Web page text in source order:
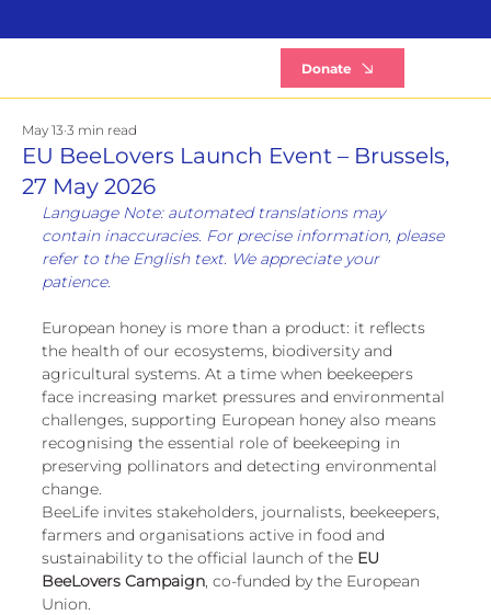
Donate
EU BeeLovers Launch Event – Brussels,
27 May 2026
May 13 3 min read
Language Note: automated translations may
contain inaccuracies. For precise information, please
refer to the English text. We appreciate your
patience.
European honey is more than a product: it reflects
the health of our ecosystems, biodiversity and
agricultural systems. At a time when beekeepers
face increasing market pressures and environmental
challenges, supporting European honey also means
recognising the essential role of beekeeping in
preserving pollinators and detecting environmental
change.
BeeLife invites stakeholders, journalists, beekeepers,
farmers and organisations active in food and
sustainability to the official launch of the EU
BeeLovers Campaign , co-funded by the European
Union.